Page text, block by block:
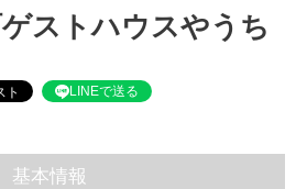
ストハウスやうち
LINEで送る
基本情報